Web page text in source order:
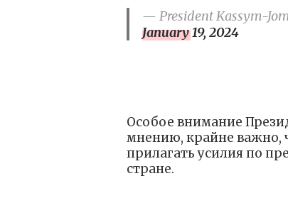
— President Kassym-
January 19, 2024
Особое внимание
мнению, крайне важно,
прилагать усилия по
стране.